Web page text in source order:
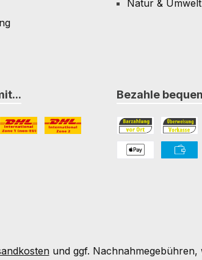
Natur & Umwelt
International Zone 1
DHL Paket International Zone 1 (non-EU)
DHL Paket International Zone 2
Bezahle
Bezahlung in der
Vorkasse
und ggf. Nachnahmegebühren,